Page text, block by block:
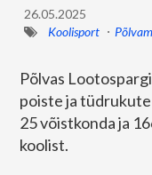
26.05.2025
Koolisport
Põlvas
poiste ja
25 võistkonda ja
koolist.